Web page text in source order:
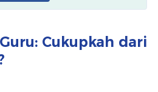
Cukupkah dari